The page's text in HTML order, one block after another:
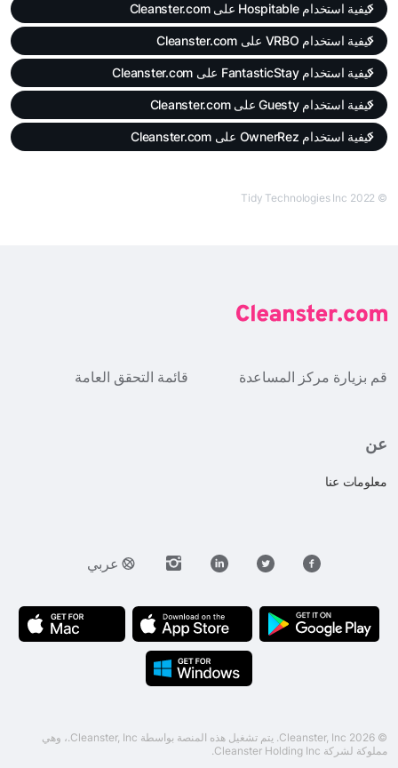
كيفية استخدام Hospitable على Cleanster.com
كيفية استخدام VRBO على Cleanster.com
كيفية استخدام FantasticStay على Cleanster.com
كيفية استخدام Guesty على Cleanster.com
كيفية استخدام OwnerRez على Cleanster.com
© Tidy Technologies Inc 2022
قم بزيارة مركز المساعدة قائمة التحقق العامة
عن
معلومات عنا
عربي
© 2026 Cleanster, Inc. يتم تشغيل هذه المنصة بواسطة Cleanster, Inc.، وهي
مملوكة لشركة Cleanster Holding Inc.